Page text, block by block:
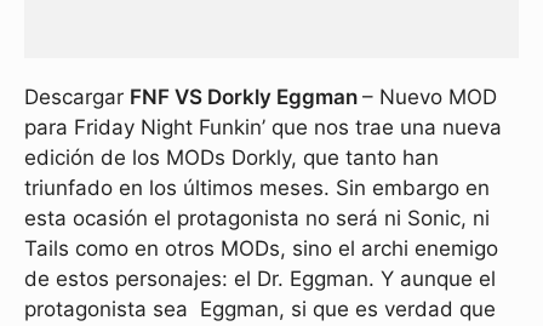
Descargar FNF VS Dorkly Eggman – Nuevo MOD
para Friday Night Funkin’ que nos trae una nueva
edición de los MODs Dorkly, que tanto han
triunfado en los últimos meses. Sin embargo en
esta ocasión el protagonista no será ni Sonic, ni
Tails como en otros MODs, sino el archi enemigo
de estos personajes: el Dr. Eggman. Y aunque el
protagonista sea Eggman, si que es verdad que